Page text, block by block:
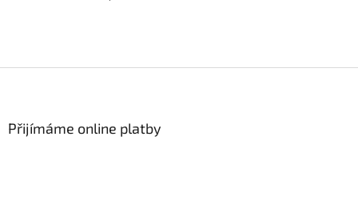
Přijímáme online platby